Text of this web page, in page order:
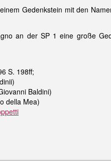
Gedenkstein mit den
an der SP 1 eine große
S. 198ff;
Baldini)
della Mea)